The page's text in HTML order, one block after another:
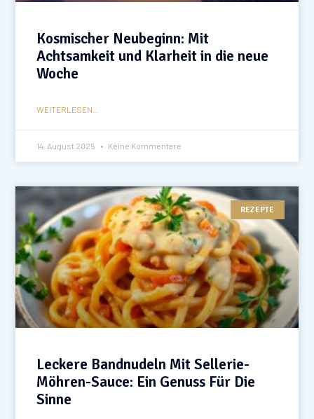
Kosmischer Neubeginn: Mit
Achtsamkeit und Klarheit in die neue
Woche
WEITERLESEN...
14. August 2025 Keine Kommentare
REZEPTE
Leckere Bandnudeln Mit Sellerie-
Möhren-Sauce: Ein Genuss Für Die
Sinne